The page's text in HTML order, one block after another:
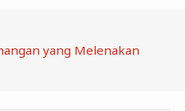
yang Melenakan